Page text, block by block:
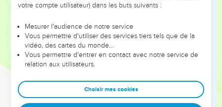
Et un autre ange sortit du temple, qui était dans le ciel,
Et il sortit de l'autel un autre ange, qui avait pouvoir sur le
feu, et il cria, d'un grand cri, à celui qui avait la faux
tranchante, et lui dit : Jette ta faux tranchante et vendange
les grappes de la vigne de la terre, car les raisins en sont
mûrs.
Et l'ange jeta sa faux sur la terre, et vendangea la vigne de
votre compte utilisateur) dans les buts suivants :
Mesurer l'audience de notre service
Vous permettre d'utiliser des services tiers tels que de la
vidéo, des cartes du monde…
Vous permettre d'entrer en contact avec notre service de
relation aux utilisateurs.
Choisir mes cookies